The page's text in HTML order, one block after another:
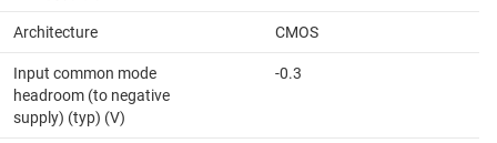
Architecture CMOS
Input common mode
headroom (to negative
supply) (typ) (V)
-0.3